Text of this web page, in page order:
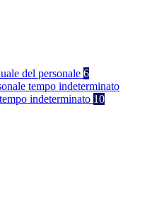
del personale 6
tempo indeterminato
indeterminato 10